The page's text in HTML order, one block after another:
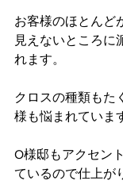
お客様のほとんど
見えないところに
れます。
クロスの種類もた
様も悩まれていま
O様邸もアクセン
ているので仕上が